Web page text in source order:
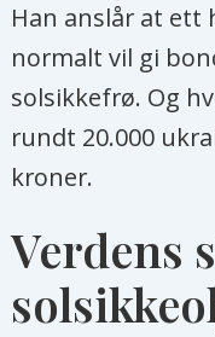
Han anslår at ett
normalt vil gi
solsikkefrø. Og
rundt 20.000
kroner.
Verdens